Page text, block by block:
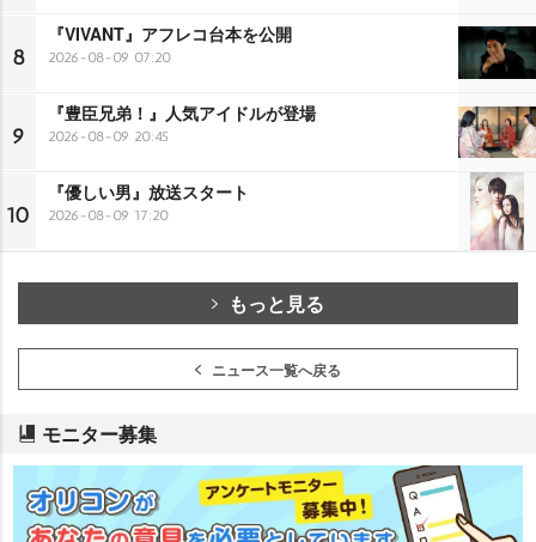
8
『VIVANT』アフレコ台本を公開
2026-08-09 07:20
9
『豊臣兄弟！』人気アイドルが登場
2026-08-09 20:45
10
『優しい男』放送スタート
2026-08-09 17:20
もっと見る
ニュース一覧へ戻る
モニター募集